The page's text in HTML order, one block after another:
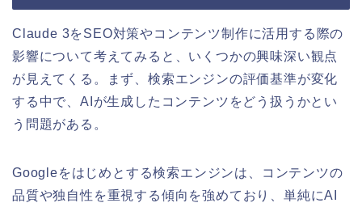
Claude 3をSEO対策やコンテンツ制作に活用する際の
影響について考えてみると、いくつかの興味深い観点
が見えてくる。まず、検索エンジンの評価基準が変化
する中で、AIが生成したコンテンツをどう扱うかとい
う問題がある。
Googleをはじめとする検索エンジンは、コンテンツの
品質や独自性を重視する傾向を強めており、単純にAI